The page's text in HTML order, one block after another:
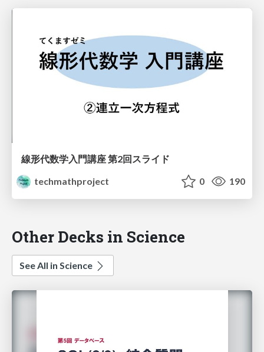
線形代数学入門講座 第2回スライド
techmathproject
0 190
Other Decks in Science
See All in Science